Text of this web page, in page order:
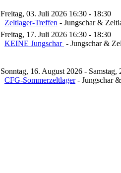
Freitag, 03. Juli 2026 16:30 - 18:30
Zeltlager-Treffen - Jungschar &
Freitag, 17. Juli 2026 16:30 - 18:30
KEINE Jungschar - Jungschar &
Sonntag, 16. August 2026 - Samstag,
CFG-Sommerzeltlager- Jungschar